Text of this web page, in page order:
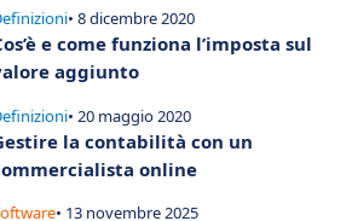
• 8 dicembre 2020
e come funziona l’imposta sul
aggiunto
• 20 maggio 2020
la contabilità con un
online
• 13 novembre 2025